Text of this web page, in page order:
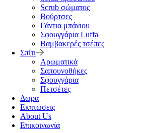
Scrub σώματος
Βούρτσες
Γάντια μπάνιου
Σφουγγάρια Luffa
Βαμβακερές τσέπες
Σπίτι
Αρωματικά
Σαπουνοθήκες
Σφουγγάρια
Πετσέτες
Δωρα
Εκπτώσεις
About Us
Επικοινωνία